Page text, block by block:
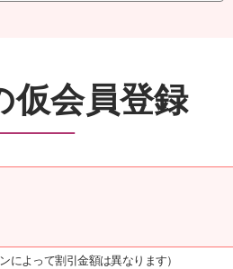
仮会員登録
よって割引金額は異なります）